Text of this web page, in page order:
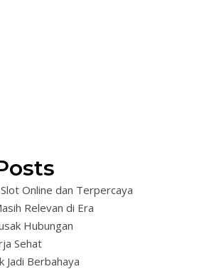
Online dan Terpercaya
Relevan di Era
Hubungan
Sehat
Jadi Berbahaya